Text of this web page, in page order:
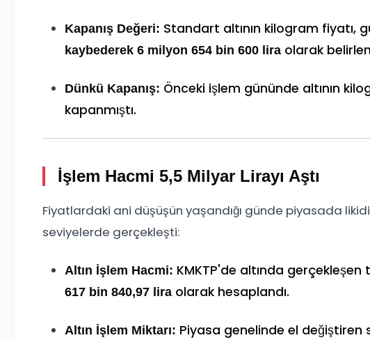
Kapanış Değeri: Standart altının kilogram fiyatı,
kaybederek 6 milyon 654 bin 600 lira olarak
Dünkü Kapanış: Önceki işlem gününde altının
kapanmıştı.
İşlem Hacmi 5,5 Milyar Lirayı Aştı
Fiyatlardaki ani düşüşün yaşandığı günde piyasada
seviyelerde gerçekleşti:
Altın İşlem Hacmi: KMKTP'de altında
617 bin 840,97 lira olarak hesaplandı.
Altın İşlem Miktarı: Piyasa genelinde el değiştiren